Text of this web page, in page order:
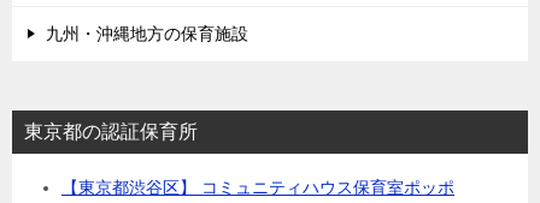
九州・沖縄地方の保育施設
東京都の認証保育所
【東京都渋谷区】 コミュニティハウス保育室ポッポ